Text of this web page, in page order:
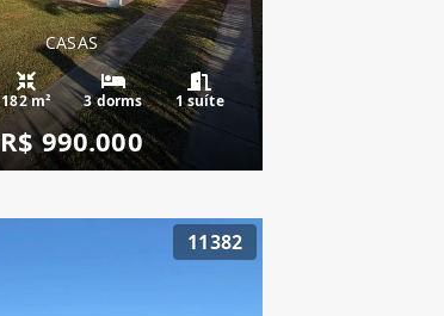
CASAS
182 m² 3 dorms 1 suíte
R$ 990.000
11382